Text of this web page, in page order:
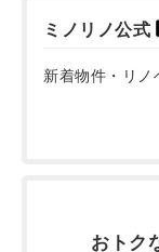
ミノリノ公式
新着物件・リノ
おトク